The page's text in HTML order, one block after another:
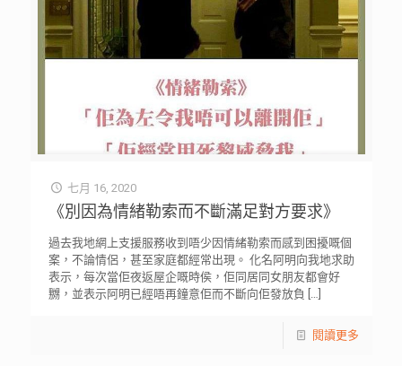
七月 16, 2020
《別因為情緒勒索而不斷滿足對方要求》
過去我地網上支援服務收到唔少因情緒勒索而感到困擾嘅個
案，不論情侶，甚至家庭都經常出現。 化名阿明向我地求助
表示，每次當佢夜返屋企嘅時侯，佢同居同女朋友都會好
嬲，並表示阿明已經唔再鐘意佢而不斷向佢發放負 […]
閱讀更多